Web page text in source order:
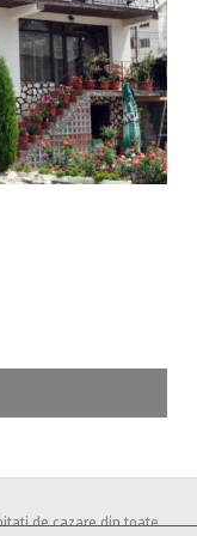
de cazare din toate